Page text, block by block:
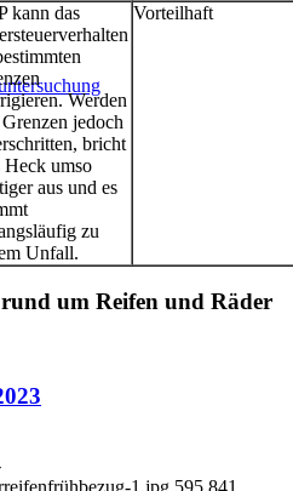
kann das
Werden
jedoch
bricht
Heck umso
aus und es
zu
Unfall.
Vorteilhaft
um Reifen und Räder
1.jpg 595 841